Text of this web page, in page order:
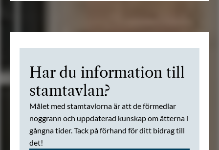
Har du information till
stamtavlan?
Målet med stamtavlorna är att de förmedlar
noggrann och uppdaterad kunskap om ätterna i
gångna tider. Tack på förhand för ditt bidrag till
det!